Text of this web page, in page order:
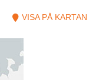
VISA PÅ KARTAN